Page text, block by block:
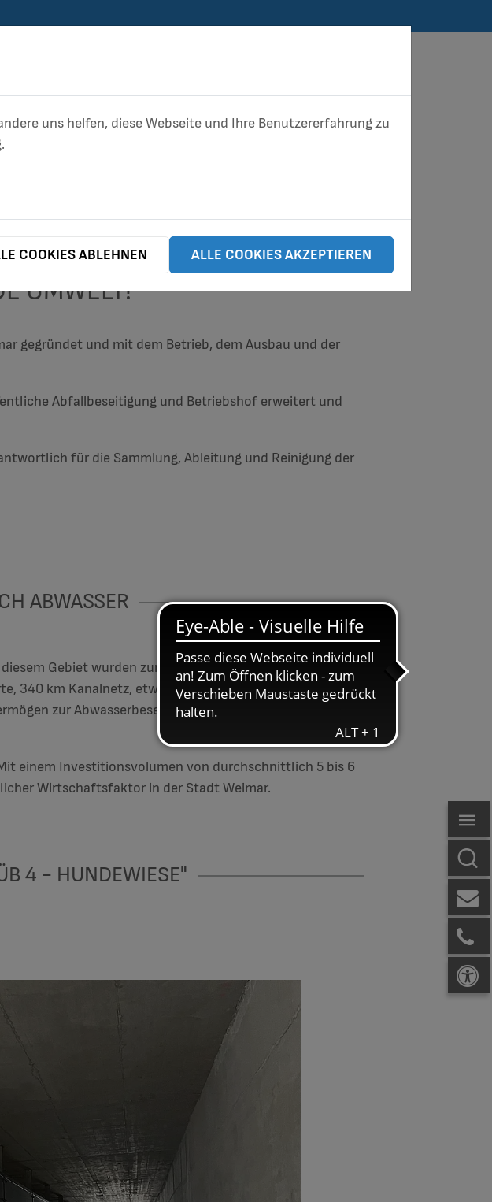
UMWELT!
gegründet und mit dem Betrieb, dem Ausbau und der
Abfallbeseitigung und Betriebshof erweitert und
für die Sammlung, Ableitung und Reinigung der
ABWASSER
Gebiet wurden zur Gewährleistung der öffentlichen
340 km Kanalnetz, etwa 29.000 m³
zur Abwasserbeseitigung beträgt derzeit 85,9
einem Investitionsvolumen von durchschnittlich 5 bis 6
Wirtschaftsfaktor in der Stadt Weimar.
4 - HUNDEWIESE"
uns helfen, diese Webseite und Ihre Benutzererfahrung zu
.
COOKIES ABLEHNEN ALLE COOKIES AKZEPTIEREN